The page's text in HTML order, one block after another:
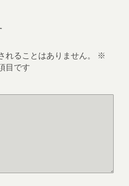
ることはありません。
※
目です